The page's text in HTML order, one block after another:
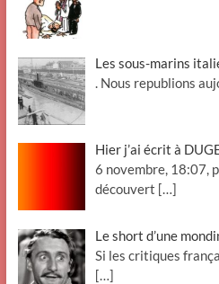
Les sous-marins
. Nous republions
Hier j’ai écrit à
6 novembre, 18:07,
découvert […]
Le short d’une
Si les critiques
[…]